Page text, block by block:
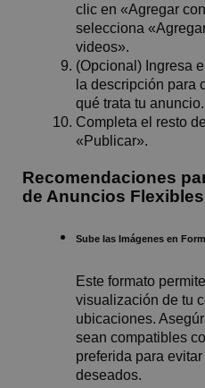
clic en «Agregar
selecciona
videos».
(Opcional) Ingresa
la descripción para
qué trata tu anuncio.
Completa el resto
«Publicar».
Recomendaciones
de Anuncios Flexibles
Sube las Imágenes en
Este formato
visualización de tu
ubicaciones.
sean compatibles
preferida para
deseados.